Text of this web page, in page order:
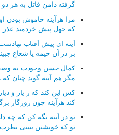
گرفته دامن قاتل به هر
مرا هرآینه خاموش بودن
که جهل پیش خردمند عذر
آینه ای پیش آفتاب نهادست
بر در آن خیمه یا شعاع
کمال حسن وجودت به
مگر هم آینه گوید چنان
کس این کند که ز یار و
کند هرآینه چون روزگار
تو در آینه نگه کن که چه
تو که خویشتن ببینی نظرت